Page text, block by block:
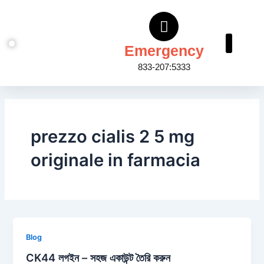
Emergency
833-207:5333
prezzo cialis 2 5 mg
originale in farmacia
Blog
CK44 লগইন – সহজ একাউন্ট তৈরি করুন